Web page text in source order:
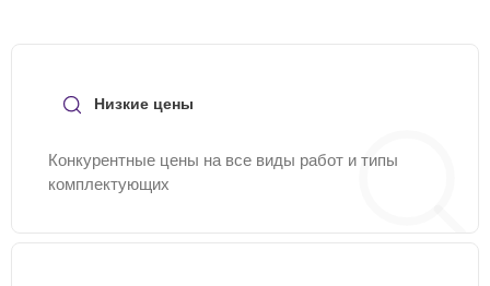
Низкие цены
Конкурентные цены на все виды работ и типы
комплектующих